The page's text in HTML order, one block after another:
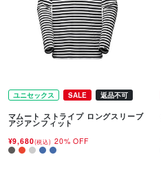
ユニセックス SALE 返品不可
マムート ストライプ ロングスリーブ
アジアンフィット
¥9,680(税込) 20% OFF